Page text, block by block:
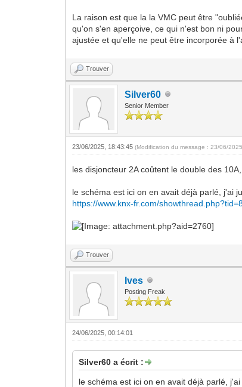
La raison est que la la VMC peut être
qu'on s'en aperçoive, ce qui n'est bon ni
ajustée et qu'elle ne peut être incorporée à
Trouver
Silver60
Senior Member
23/06/2025, 18:43:45(Modification du message : 23/06/
les disjoncteur 2A coûtent le double des
le schéma est ici on en avait déjà parlé, j'ai
https://www.knx-fr.com/
Trouver
Ives
Posting Freak
24/06/2025, 00:14:01
Silver60 a écrit :
le schéma est ici on en avait déjà parlé,